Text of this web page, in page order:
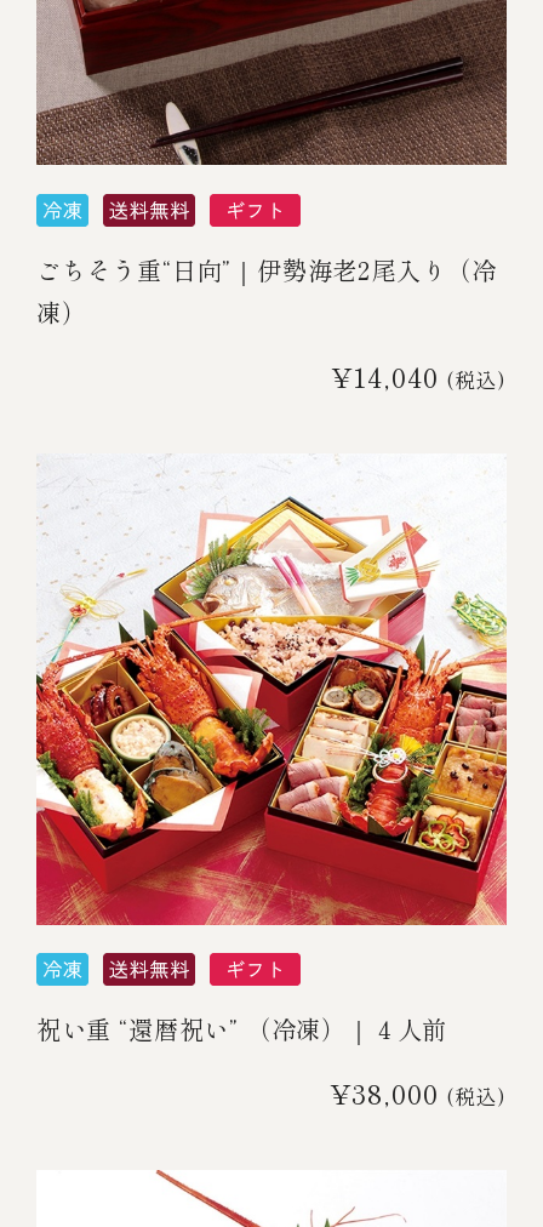
ごちそう重“日向”｜伊勢海老2尾入り（冷
凍）
¥14,040 (税込)
祝い重 “還暦祝い” （冷凍）｜４人前
¥38,000 (税込)